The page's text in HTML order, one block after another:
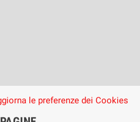
le preferenze dei Cookies